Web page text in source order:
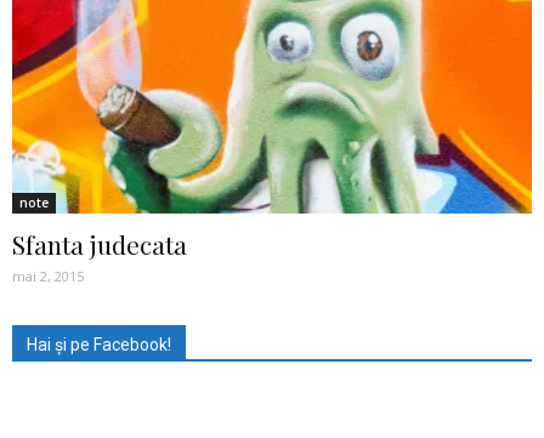
note
Sfanta judecata
mai 2, 2015
Hai și pe Facebook!